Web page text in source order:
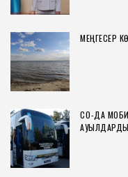
МЕҢГЕСЕР
СҚО-ДА